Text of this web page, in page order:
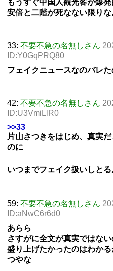
もうすぐ中国人観光客が爆発
安倍と二階が死なない限りな
33: 不要不急の名無しさん
ID:Y0GqPRQ80
フェイクニュースなのバレ
42: 不要不急の名無しさん
ID:U3VmiLlR0
>>33
片山さつきをはじめ、真実
のに
いつまでフェイク扱いしとる
59: 不要不急の名無しさん
ID:aNwC6r6d0
あらら
さすがに全文が真実ではな
盛り上げたかったのはわか
つやな